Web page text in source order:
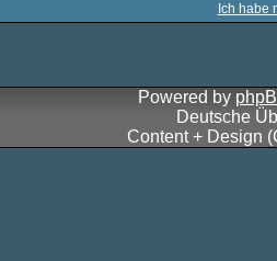
Ich habe
Powered by
Deutsche
Content + Design